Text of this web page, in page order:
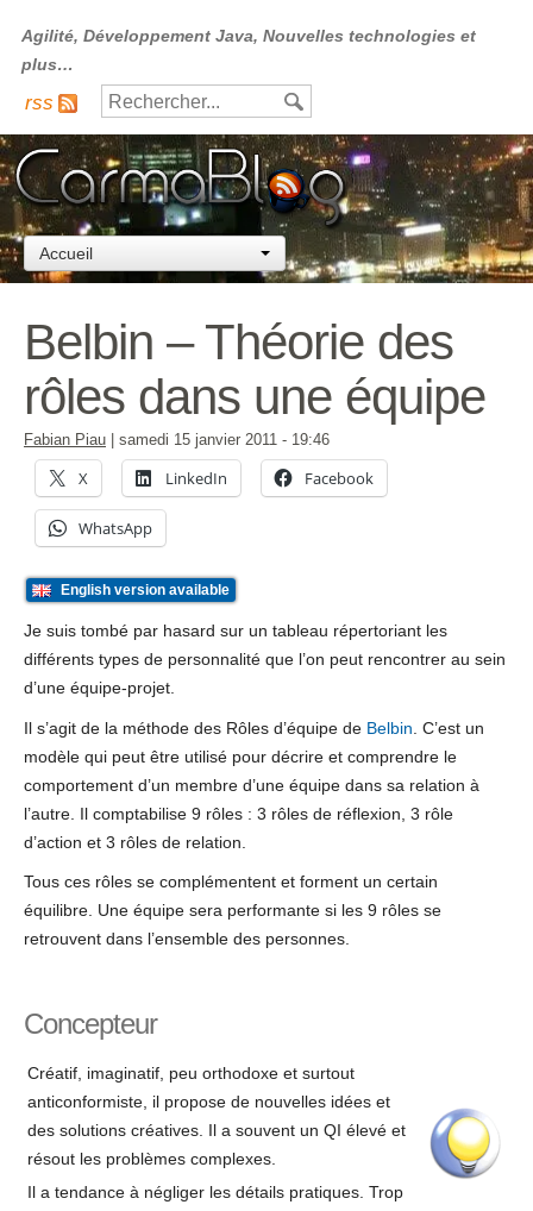
Agilité, Développement Java, Nouvelles technologies et
plus…
rss
Accueil
Belbin – Théorie des
rôles dans une équipe
Fabian Piau samedi 15 janvier 2011 - 19:46
X LinkedIn Facebook
WhatsApp
English version available
Je suis tombé par hasard sur un tableau répertoriant les
différents types de personnalité que l’on peut rencontrer au sein
d’une équipe-projet.
Il s’agit de la méthode des Rôles d’équipe de Belbin . C’est un
modèle qui peut être utilisé pour décrire et comprendre le
comportement d’un membre d’une équipe dans sa relation à
l’autre. Il comptabilise 9 rôles : 3 rôles de réflexion, 3 rôle
d’action et 3 rôles de relation.
Tous ces rôles se complémentent et forment un certain
équilibre. Une équipe sera performante si les 9 rôles se
retrouvent dans l’ensemble des personnes.
Concepteur
Créatif, imaginatif, peu orthodoxe et surtout
anticonformiste, il propose de nouvelles idées et
des solutions créatives. Il a souvent un QI élevé et
résout les problèmes complexes.
Il a tendance à négliger les détails pratiques. Trop